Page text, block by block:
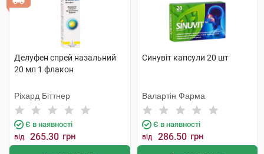
Делуфен спрей назальний
20 мл 1 флакон
Ріхард Біттнер
Є в наявності
від 265.30 грн
Синувіт капсули 20 шт
Валартін Фарма
Є в наявності
від 286.50 грн